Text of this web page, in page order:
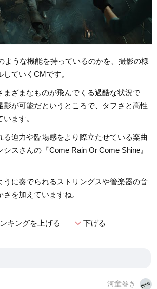
ような機能を持っているのかを、撮影の様
ていくCMです。
まざまなものが飛んでくる過酷な状況で
影が可能だというところで、タフさと高性
ます。
る迫力や臨場感をより際立たせている楽曲
スさんの『Come Rain Or Come Shine』
うに奏でられるストリングスや管楽器の音
を加えていますね。
キングを上げる expand_more下げる
河童巻き